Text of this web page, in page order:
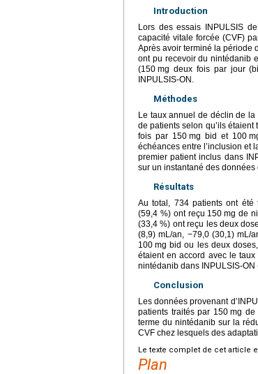
Introduction
Lors des essais INPULSIS
capacité vitale forcée (CVF)
Après avoir terminé la période
ont pu recevoir du nintédanib
(150 mg deux fois par jour
INPULSIS-ON.
Méthodes
Le taux annuel de déclin de
de patients selon qu’ils
fois par 150 mg bid et 100
échéances entre l’inclusion et
premier patient inclus dans
sur un instantané des données
Résultats
Au total, 734 patients ont été
(59,4 %) ont reçu 150 mg de
(33,4 %) ont reçu les deux
(8,9) mL/an, −79,0 (30,1) mL/
100 mg bid ou les deux
étaient en accord avec le
nintédanib dans INPULSIS-ON
Conclusion
Les données provenant
patients traités par 150 mg de
terme du nintédanib sur la
CVF chez lesquels des
Le texte complet de cet article
Plan